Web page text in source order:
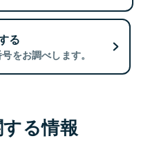
る
をお調べします。
る情報